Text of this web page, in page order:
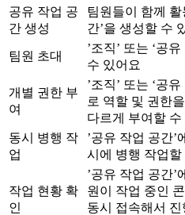
공유 작업 공
간 생성
팀원들이 함께 활
간’을 생성할 수
팀원 초대
’조직’ 또는 ‘공
수 있어요
개별 권한 부
여
’조직’ 또는 ‘공
로 역할 및 권한을
다르게 부여할 수
동시 병행 작
업
’공유 작업 공간
시에 병행 작업할
작업 현황 확
인
’공유 작업 공간
원이 작업 중인
동시 접속해서